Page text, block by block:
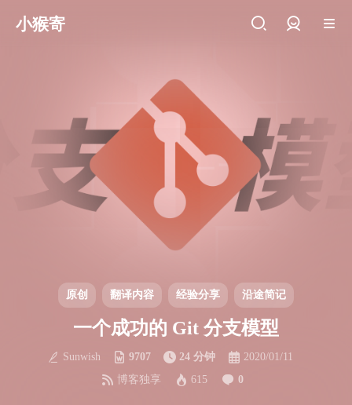
小猴寄
原创 翻译内容 经验分享 沿途简记
一个成功的 Git 分支模型
Sunwish 9707 24 分钟
2020/01/11
博客独享
615 0